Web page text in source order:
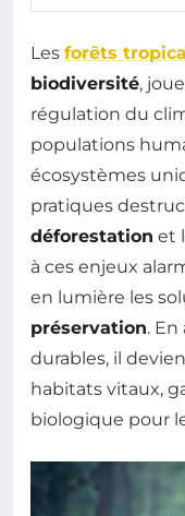
Les forêts
biodiversité,
régulation du
populations
écosystèmes
pratiques
déforestation et
à ces enjeux
en lumière les
préservation.
durables, il
habitats vitaux,
biologique pour